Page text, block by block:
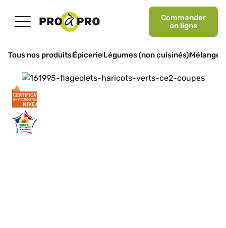
Commander
en ligne
Tous nos produitsÉpicerie Légumes (non cuisinés)